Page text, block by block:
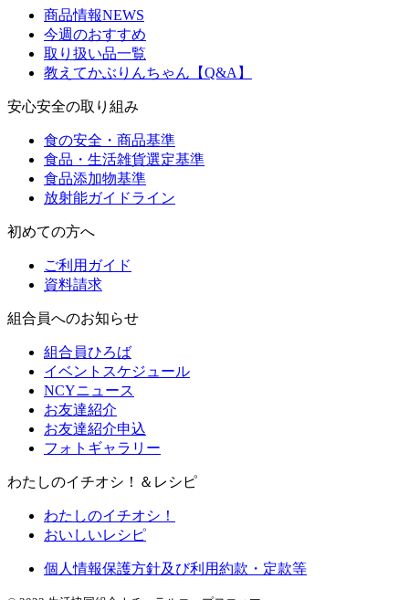
商品情報NEWS
今週のおすすめ
取り扱い品一覧
教えてかぶりんちゃん【Q&A】
安心安全の取り組み
食の安全・商品基準
食品・生活雑貨選定基準
食品添加物基準
放射能ガイドライン
初めての方へ
ご利用ガイド
資料請求
組合員へのお知らせ
組合員ひろば
イベントスケジュール
NCYニュース
お友達紹介
お友達紹介申込
フォトギャラリー
わたしのイチオシ！＆レシピ
わたしのイチオシ！
おいしいレシピ
個人情報保護方針及び利用約款・定款等